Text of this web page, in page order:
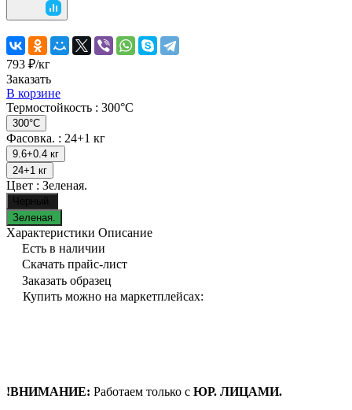
793 ₽/кг
Заказать
В корзине
Термостойкость : 300°C
300°C
Фасовка. : 24+1 кг
9.6+0.4 кг
24+1 кг
Цвет : Зеленая.
Черный.
Зеленая.
Характеристики Описание
Есть в наличии
Скачать прайс-лист
Заказать образец
Купить можно на маркетплейсах:
!ВНИМАНИЕ: Работаем только с ЮР. ЛИЦАМИ.